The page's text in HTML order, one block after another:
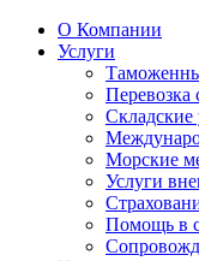
О Компании
Услуги
Перевозка
Складские
Морские
Услуги
Помощь в